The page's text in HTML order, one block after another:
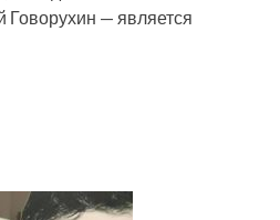
Говорухин — является